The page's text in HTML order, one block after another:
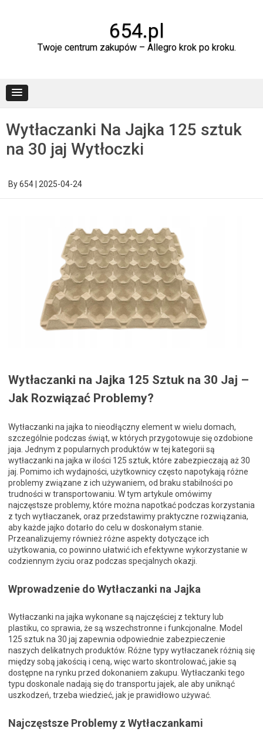
654.pl
Twoje centrum zakupów – Allegro krok po kroku.
Wytłaczanki Na Jajka 125 sztuk
na 30 jaj Wytłoczki
By654 2025-04-24
Wytłaczanki na Jajka 125 Sztuk na 30 Jaj –
Jak Rozwiązać Problemy?
Wytłaczanki na jajka to nieodłączny element w wielu domach,
szczególnie podczas świąt, w których przygotowuje się ozdobione
jaja. Jednym z popularnych produktów w tej kategorii są
wytłaczanki na jajka w ilości 125 sztuk, które zabezpieczają aż 30
jaj. Pomimo ich wydajności, użytkownicy często napotykają różne
problemy związane z ich używaniem, od braku stabilności po
trudności w transportowaniu. W tym artykule omówimy
najczęstsze problemy, które można napotkać podczas korzystania
z tych wytłaczanek, oraz przedstawimy praktyczne rozwiązania,
aby każde jajko dotarło do celu w doskonałym stanie.
Przeanalizujemy również różne aspekty dotyczące ich
użytkowania, co powinno ułatwić ich efektywne wykorzystanie w
codziennym życiu oraz podczas specjalnych okazji.
Wprowadzenie do Wytłaczanki na Jajka
Wytłaczanki na jajka wykonane są najczęściej z tektury lub
plastiku, co sprawia, że są wszechstronne i funkcjonalne. Model
125 sztuk na 30 jaj zapewnia odpowiednie zabezpieczenie
naszych delikatnych produktów. Różne typy wytłaczanek różnią się
między sobą jakością i ceną, więc warto skontrolować, jakie są
dostępne na rynku przed dokonaniem zakupu. Wytłaczanki tego
typu doskonale nadają się do transportu jajek, ale aby uniknąć
uszkodzeń, trzeba wiedzieć, jak je prawidłowo używać.
Najczęstsze Problemy z Wytłaczankami